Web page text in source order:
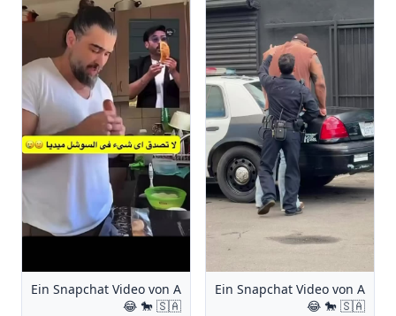
Ein Snapchat Video von A
🐎 🇸🇦 😂
Ein Snapchat Video von A
🐎 🇸🇦 😂